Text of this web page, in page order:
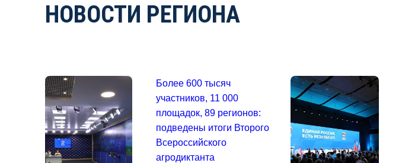
НОВОСТИ РЕГИОНА
Более 600 тысяч
участников, 11 000
площадок, 89 регионов:
подведены итоги Второго
Всероссийского
агродиктанта